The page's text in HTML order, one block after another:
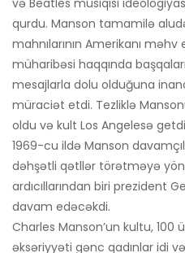
qurdu. Manson tamamilə
mahnılarının Amerikanı
müharibəsi haqqında
mesajlarla dolu olduğuna
müraciət etdi. Tezliklə
oldu və kult Los Angelesə
1969-cu ildə Manson
dəhşətli qətllər törətməyə
ardıcıllarından biri prezident
davam edəcəkdi.
Charles Manson’un kultu, 100
əksəriyyəti gənc qadınlar idi